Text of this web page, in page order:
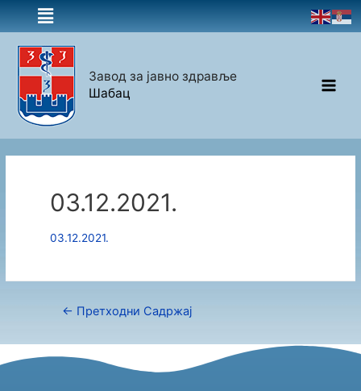
Завод за јавно здравље
Шабац
03.12.2021.
03.12.2021.
← Претходни Садржај